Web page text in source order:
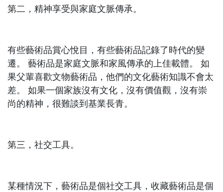
第二，精神享受與家庭文脈傳承。
有些藝術品賞心悅目，有些藝術品記錄了時代的變
遷。 藝術品是家庭文脈和家風傳承的上佳載體。 如
果父輩喜歡文物藝術品，他們的文化藝術知識不會太
差。 如果一個家族沒有文化，沒有價值觀，沒有崇
尚的精神，很難談到基業長青。
第三，社交工具。
某種情況下，藝術品是個社交工具，收藏藝術品是個